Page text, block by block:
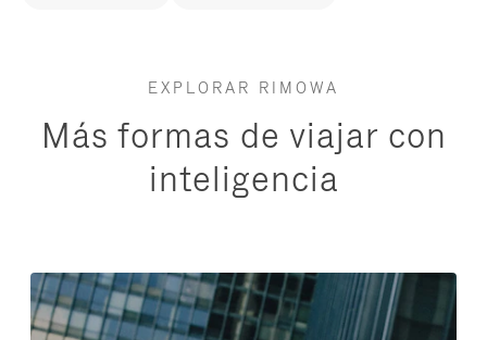
EXPLORAR RIMOWA
Más formas de viajar con
inteligencia